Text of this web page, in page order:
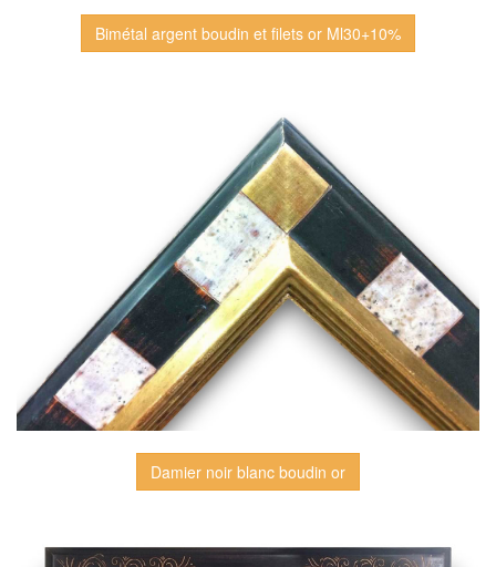
Bimétal argent boudin et filets or Ml30+10%
Damier noir blanc boudin or